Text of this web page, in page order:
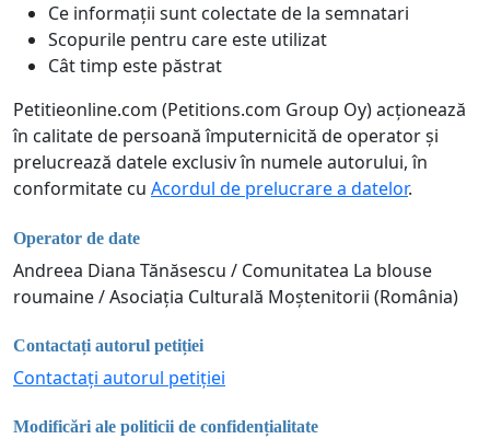
Ce informații sunt colectate de la semnatari
Scopurile pentru care este utilizat
Cât timp este păstrat
Petitieonline.com (Petitions.com Group Oy) acționează
în calitate de persoană împuternicită de operator și
prelucrează datele exclusiv în numele autorului, în
conformitate cu Acordul de prelucrare a datelor.
Operator de date
Andreea Diana Tănăsescu / Comunitatea La blouse
roumaine / Asociația Culturală Moștenitorii (România)
Contactați autorul petiției
Contactați autorul petiției
Modificări ale politicii de confidențialitate